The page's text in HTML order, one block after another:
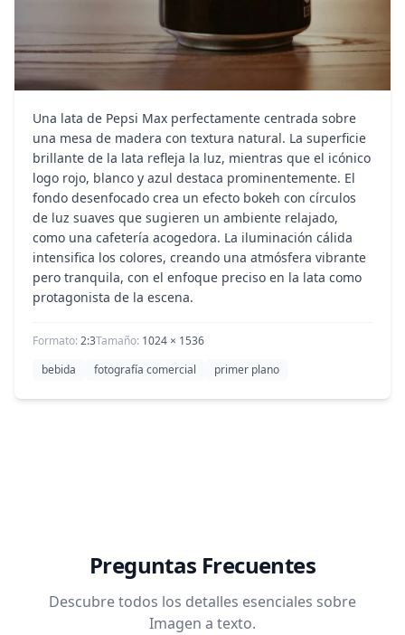
Una lata de Pepsi Max perfectamente centrada sobre
una mesa de madera con textura natural. La superficie
brillante de la lata refleja la luz, mientras que el icónico
logo rojo, blanco y azul destaca prominentemente. El
fondo desenfocado crea un efecto bokeh con círculos
de luz suaves que sugieren un ambiente relajado,
como una cafetería acogedora. La iluminación cálida
intensifica los colores, creando una atmósfera vibrante
pero tranquila, con el enfoque preciso en la lata como
protagonista de la escena.
Formato: 2:3Tamaño: 1024 × 1536
bebida
fotografía comercial primer plano
Preguntas Frecuentes
Descubre todos los detalles esenciales sobre
Imagen a texto.